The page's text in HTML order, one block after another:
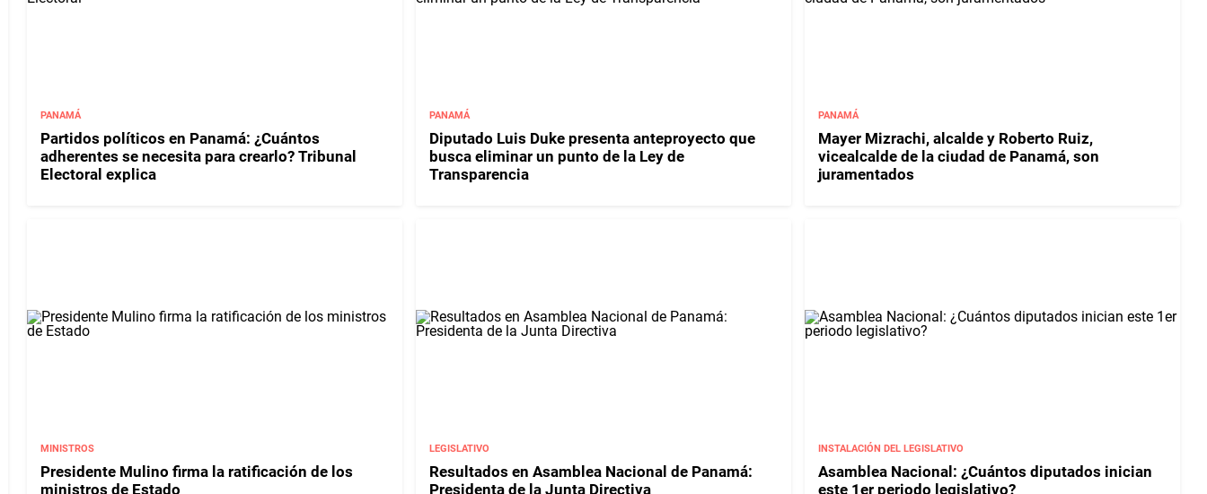
PANAMÁ
Partidos políticos en Panamá: ¿Cuántos
adherentes se necesita para crearlo? Tribunal
Electoral explica
PANAMÁ
Diputado Luis Duke presenta anteproyecto que
busca eliminar un punto de la Ley de
Transparencia
PANAMÁ
Mayer Mizrachi, alcalde y Roberto Ruiz,
vicealcalde de la ciudad de Panamá, son
juramentados
MINISTROS
Presidente Mulino firma la ratificación de los
ministros de Estado
LEGISLATIVO
Resultados en Asamblea Nacional de Panamá:
Presidenta de la Junta Directiva
INSTALACIÓN DEL LEGISLATIVO
Asamblea Nacional: ¿Cuántos diputados inician
este 1er periodo legislativo?